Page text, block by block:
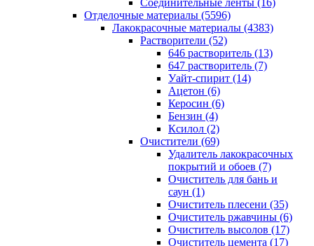
Соединительные ленты (16)
Отделочные материалы (5596)
Лакокрасочные материалы (4383)
Растворители (52)
646 растворитель (13)
647 растворитель (7)
Уайт-спирит (14)
Ацетон (6)
Керосин (6)
Бензин (4)
Ксилол (2)
Очистители (69)
Удалитель лакокрасочных
покрытий и обоев (7)
Очиститель для бань и
саун (1)
Очиститель плесени (35)
Очиститель ржавчины (6)
Очиститель высолов (17)
Очиститель цемента (17)